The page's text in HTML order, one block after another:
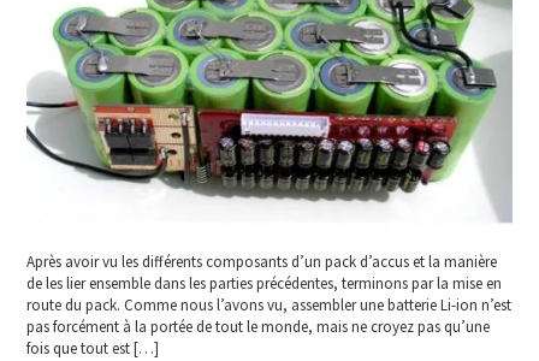
Après avoir vu les différents composants d’un pack d’accus et la manière
de les lier ensemble dans les parties précédentes, terminons par la mise en
route du pack. Comme nous l’avons vu, assembler une batterie Li-ion n’est
pas forcément à la portée de tout le monde, mais ne croyez pas qu’une
fois que tout est […]